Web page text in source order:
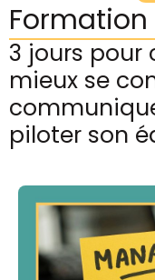
Formation
3 jours pour
mieux se
piloter son